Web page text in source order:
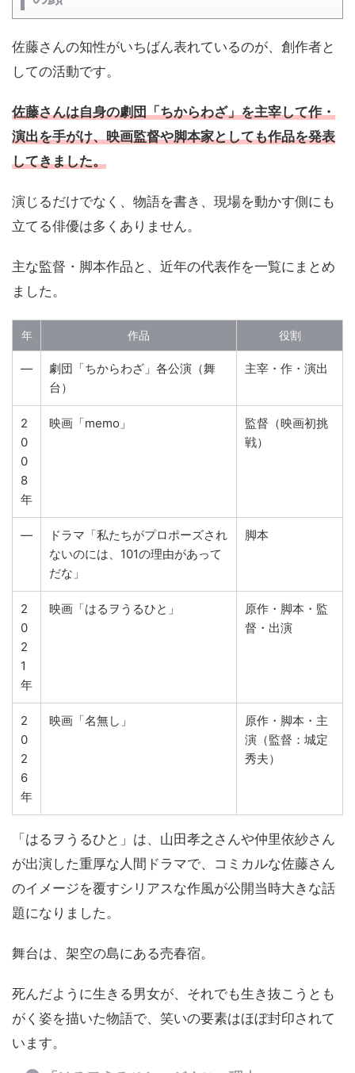
佐藤さんの知性がいちばん表れているのが、創作者と
しての活動です。
佐藤さんは自身の劇団「ちからわざ」を主宰して作・
演出を手がけ、映画監督や脚本家としても作品を発表
してきました。
演じるだけでなく、物語を書き、現場を動かす側にも
立てる俳優は多くありません。
主な監督・脚本作品と、近年の代表作を一覧にまとめ
ました。
年 作品 役割
—
劇団「ちからわざ」各公演（舞
台）
主宰・作・演出
2
0
0
8
年
映画「memo」
監督（映画初挑
戦）
—
ドラマ「私たちがプロポーズされ
ないのには、101の理由があって
だな」
脚本
2
0
2
1
年
映画「はるヲうるひと」
原作・脚本・監
督・出演
2
0
2
6
年
映画「名無し」
原作・脚本・主
演（監督：城定
秀夫）
「はるヲうるひと」は、山田孝之さんや仲里依紗さん
が出演した重厚な人間ドラマで、コミカルな佐藤さん
のイメージを覆すシリアスな作風が公開当時大きな話
題になりました。
舞台は、架空の島にある売春宿。
死んだように生きる男女が、それでも生き抜こうとも
がく姿を描いた物語で、笑いの要素はほぼ封印されて
います。